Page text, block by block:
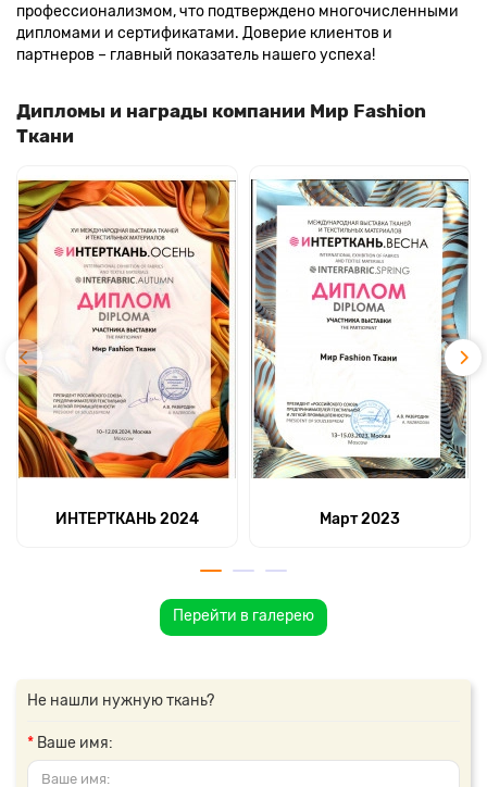
профессионализмом, что подтверждено многочисленными
дипломами и сертификатами. Доверие клиентов и
партнеров – главный показатель нашего успеха!
Дипломы и награды компании Мир Fashion
Ткани
ИНТЕРТКАНЬ 2024 Март 2023
Перейти в галерею
Не нашли нужную ткань?
Ваше имя: